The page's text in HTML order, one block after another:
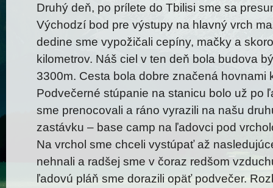
Druhý deň, po prílete do Tbilisi sme sa
Východzí bod pre výstupy na hlavný vrch
dedine sme vypožičali cepíny, mačky a
kilometrov. Náš ciel v ten deň bola budova
3300m. Cesta bola dobre značená hovnami
Podvečerné stúpanie na stanicu bolo už po
sme prenocovali a ráno vyrazili na našu
zastávku – base camp na ľadovci pod
Na vrchol sme chceli vystúpať až
nehnali a radšej sme v čoraz redšom
ľadovú pláň sme dorazili opäť podvečer.